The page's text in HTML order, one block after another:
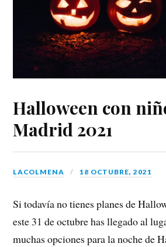
Halloween con
Madrid 2021
LACOLMENA 18 OCTUBRE, 2021
Si todavía no tienes planes de
este 31 de octubre has llegado al
muchas opciones para la noche de